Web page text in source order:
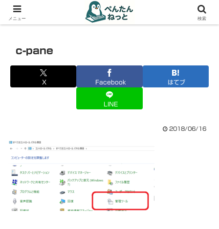
PCやガジェットの備忘録
c-pane
X Facebook はてブ
LINE
2018/06/16
メニュー 検索